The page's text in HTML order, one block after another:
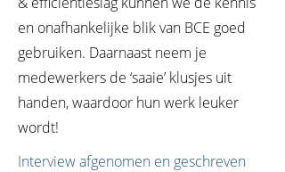
en onafhankelijke blik van BCE goed
gebruiken. Daarnaast neem je
medewerkers de ‘saaie’ klusjes uit
handen, waardoor hun werk leuker
wordt!
Interview afgenomen en geschreven